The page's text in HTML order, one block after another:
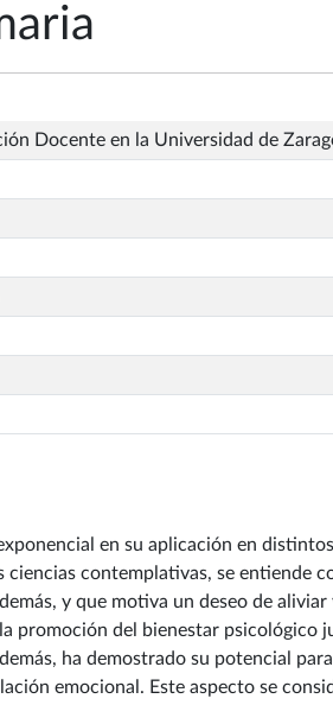
Docente en la Universidad de
en su aplicación en
contemplativas, se entiende
y que motiva un deseo de
promoción del bienestar psicológico
ha demostrado su potencial
emocional. Este aspecto se